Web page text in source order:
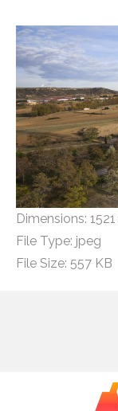
Dimensions:
File Type: jpeg
File Size: 557 KB